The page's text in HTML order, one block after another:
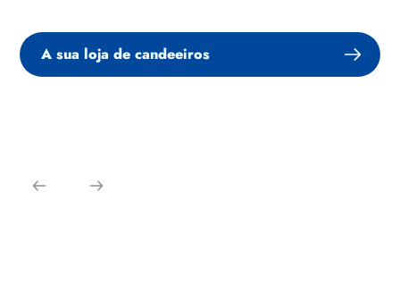
A sua loja de candeeiros